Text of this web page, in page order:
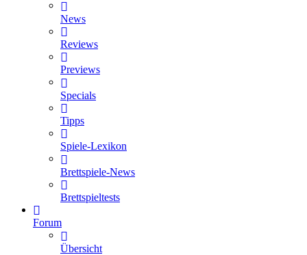
News
Reviews
Previews
Specials
Tipps
Spiele-Lexikon
Brettspiele-News
Brettspieltests
Forum
Übersicht